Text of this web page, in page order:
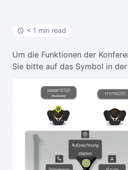
< 1 min read
Um die Funktionen der
Sie bitte auf das Symbol in